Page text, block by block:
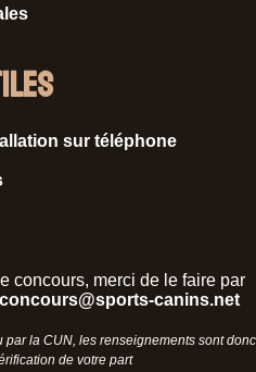
sur téléphone
concours, merci de le faire par
concours@sports-canins.net
la CUN, les renseignements sont donc
de votre part